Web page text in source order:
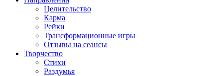
Целительство
Карма
Рейки
Трансформационные игры
Отзывы на сеансы
Творчество
Стихи
Раздумья